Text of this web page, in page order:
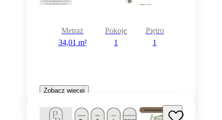
Metraż
34,01 m²
Pokoje
1
Piętro
1
Zobacz więcej